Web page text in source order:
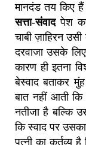
मानदंड तय किए
सत्ता-संवादपेश
चाबी ज़ाहिरन
दरवाजा उसके
कारण ही इतना
बेस्वाद बताकर
बात नहीं आती
नतीजा है बल्कि
कि स्वाद पर
पत्नी का कर्तव्य